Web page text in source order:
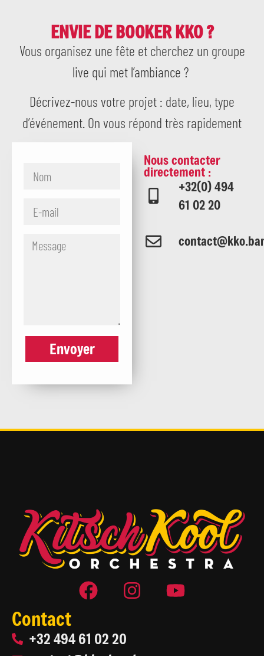
ENVIE DE BOOKER KKO ?
Vous organisez une fête et cherchez un groupe
live qui met l’ambiance ?
Décrivez-nous votre projet : date, lieu, type
d’événement. On vous répond très rapidement
Envoyer
Nous contacter
directement :
+32(0) 494
61 02 20
Contact
+32 494 61 02 20